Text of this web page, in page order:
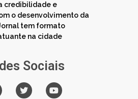
credibilidade e
o desenvolvimento da
tem formato
na cidade
Sociais